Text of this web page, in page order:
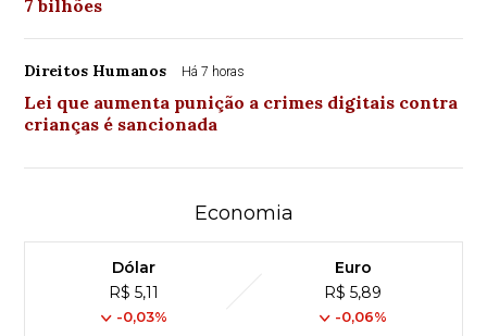
7 bilhões
Direitos Humanos Há 7 horas
Lei que aumenta punição a crimes digitais contra
crianças é sancionada
Economia
Dólar
R$ 5,11
-0,03%
Euro
R$ 5,89
-0,06%